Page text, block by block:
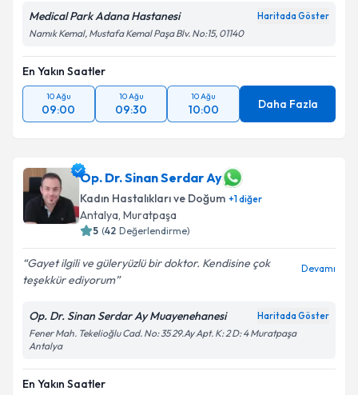
Medical Park Adana Hastanesi Haritada Göster
Namık Kemal, Mustafa Kemal Paşa Blv. No:15, 01140
En Yakın Saatler
10 Ağu
09:00
10 Ağu
09:30
10 Ağu
10:00 Daha Fazla
Op. Dr. Sinan Serdar Ay
Kadın Hastalıkları ve Doğum +1diğer
Antalya, Muratpaşa
5 (42 Değerlendirme)
Gayet ilgili ve güleryüzlü bir doktor. Kendisine çok
teşekkür ediyorum
Devamı
Op. Dr. Sinan Serdar Ay Muayenehanesi Haritada Göster
Fener Mah. Tekelioğlu Cad. No: 35 29.Ay Apt. K: 2 D: 4 Muratpaşa
Antalya
En Yakın Saatler